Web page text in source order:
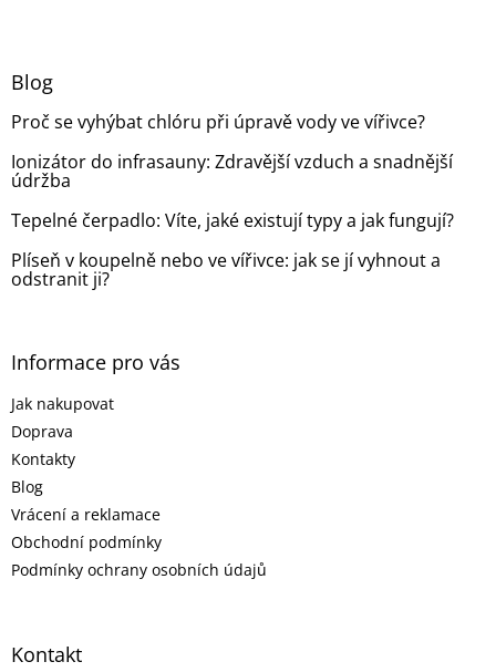
Z
Blog
Proč se vyhýbat chlóru při úpravě vody ve vířivce?
Ionizátor do infrasauny: Zdravější vzduch a snadnější
údržba
Tepelné čerpadlo: Víte, jaké existují typy a jak fungují?
Plíseň v koupelně nebo ve vířivce: jak se jí vyhnout a
odstranit ji?
Informace pro vás
Jak nakupovat
Doprava
Kontakty
Blog
Vrácení a reklamace
Obchodní podmínky
Podmínky ochrany osobních údajů
Kontakt